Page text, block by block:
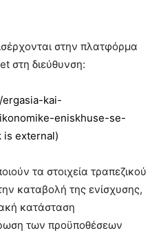
στην πλατφόρμα
στη διεύθυνση:
kai-
eniskhuse-se-
is external)
τα στοιχεία τραπεζικού
καταβολή της ενίσχυσης,
κατάσταση
των προϋποθέσεων